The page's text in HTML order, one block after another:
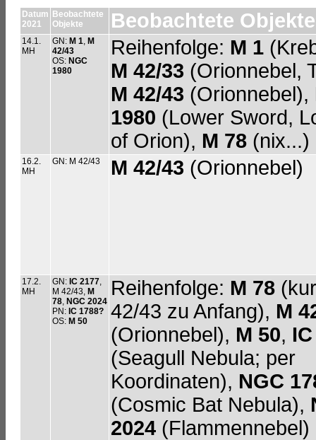
Datum
2021
Beobachtete
Objekte
Beobachtete
14.1.
MH
GN: M 1 M
42/43
OS: NGC
1980
Reihenfolge: M 1
M 42/33 (Orionnebel,
M 42/43 (Orionnebel),
1980 (Lower Sword,
of Orion), M 78 (nix...)
16.2.
MH
GN: M 42/43 M 42/43 (Orionnebel)
17.2.
MH
GN: IC 2177
M 42/43, M
78 NGC 2024
PN: IC 1788?
OS: M 50
Reihenfolge: M 78
42/43 zu Anfang), M
(Orionnebel), M 50,
(Seagull Nebula; per
Koordinaten), NGC
(Cosmic Bat Nebula),
2024 (Flammennebel)